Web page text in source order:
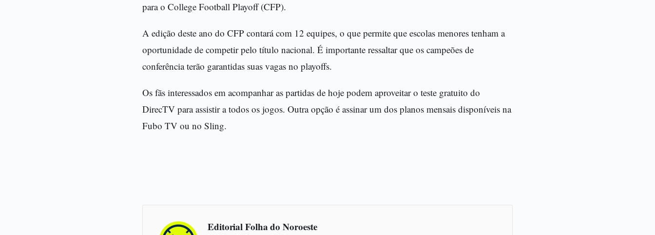
para o College Football Playoff (CFP).
A edição deste ano do CFP contará com 12 equipes, o que permite que escolas menores tenham a
oportunidade de competir pelo título nacional. É importante ressaltar que os campeões de
conferência terão garantidas suas vagas no playoffs.
Os fãs interessados em acompanhar as partidas de hoje podem aproveitar o teste gratuito do
DirecTV para assistir a todos os jogos. Outra opção é assinar um dos planos mensais disponíveis na
Fubo TV ou no Sling.
Editorial Folha do Noroeste